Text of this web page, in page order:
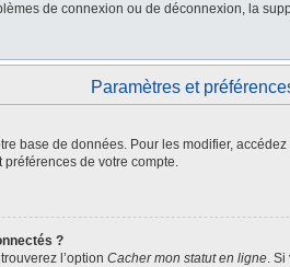
de connexion ou de déconnexion, la
Paramètres et
base de données. Pour les modifier, accédez
de votre compte.
?
l’option Cacher mon statut en ligne. Si